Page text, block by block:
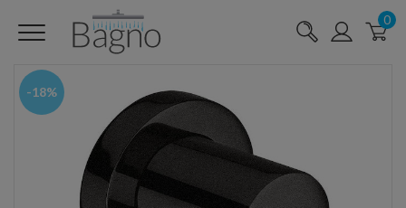
0
-18%